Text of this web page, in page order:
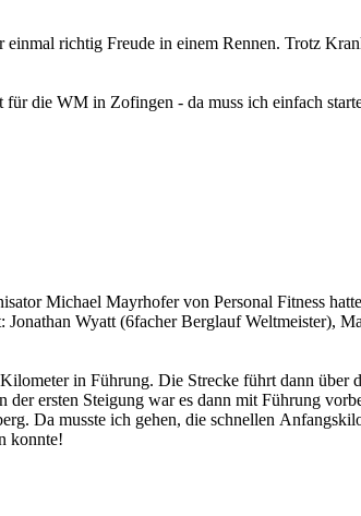
richtig Freude in einem Rennen. Trotz
die WM in Zofingen - da muss ich einfach
Michael Mayrhofer von Personal Fitness
Wyatt (6facher Berglauf Weltmeister),
in Führung. Die Strecke führt dann über
ersten Steigung war es dann mit Führung
Da musste ich gehen, die schnellen
konnte!